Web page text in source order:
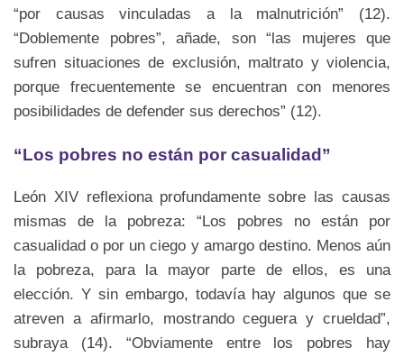
“por causas vinculadas a la malnutrición” (12).
“Doblemente pobres”, añade, son “las mujeres que
sufren situaciones de exclusión, maltrato y violencia,
porque frecuentemente se encuentran con menores
posibilidades de defender sus derechos” (12).
“Los pobres no están por casualidad”
León XIV reflexiona profundamente sobre las causas
mismas de la pobreza: “Los pobres no están por
casualidad o por un ciego y amargo destino. Menos aún
la pobreza, para la mayor parte de ellos, es una
elección. Y sin embargo, todavía hay algunos que se
atreven a afirmarlo, mostrando ceguera y crueldad”,
subraya (14). “Obviamente entre los pobres hay